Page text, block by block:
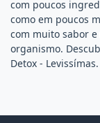
com poucos
como em poucos
com muito sabor
organismo.
Detox - Levissímas.